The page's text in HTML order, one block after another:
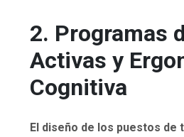
2. Programas
Activas y
Cognitiva
El diseño de los puestos de